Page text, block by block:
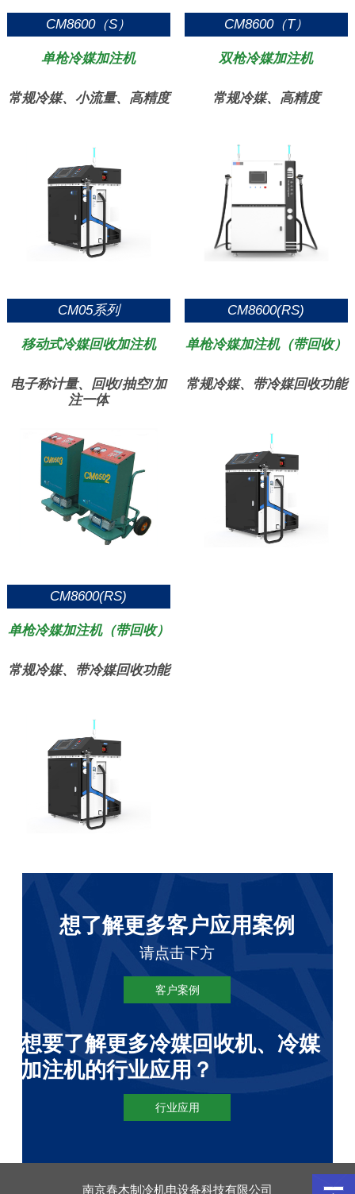
CM8600（S）
单枪冷媒加注机
常规冷媒、小流量、高精度
CM8600（T）
双枪冷媒加注机
常规冷媒、高精度
CM05系列
移动式冷媒回收加注机
电子称计量、回收/抽空/加
注一体
CM8600(RS)
单枪冷媒加注机（带回收）
常规冷媒、带冷媒回收功能
CM8600(RS)
单枪冷媒加注机（带回收）
常规冷媒、带冷媒回收功能
想了解更多客户应用案例
请点击下方
客户案例
想要了解更多冷媒回收机、冷媒
加注机的行业应用？
行业应用
南京春木制冷机电设备科技有限公司